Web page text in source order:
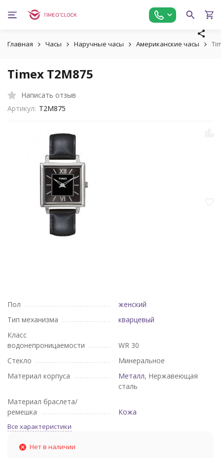
Главная Часы Наручные часы Американские часы
Timex T2M875
Написать отзыв
Артикул: T2M875
Пол
женский
Тип механизма
кварцевый
Класс
водонепроницаемости
WR 30
Стекло
Минеральное
Материал корпуса
Металл, Нержавеющая
сталь
Материал браслета/
ремешка
Кожа
Все характеристики
Нет в наличии